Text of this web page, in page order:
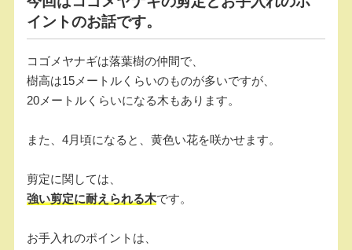
o
o
k
イントのお話です。
コゴメヤナギは落葉樹の仲間で、
樹高は15メートルくらいのものが多いですが、
20メートルくらいになる木もあります。
また、4月頃になると、黄色い花を咲かせます。
剪定に関しては、
強い剪定に耐えられる木です。
お手入れのポイントは、